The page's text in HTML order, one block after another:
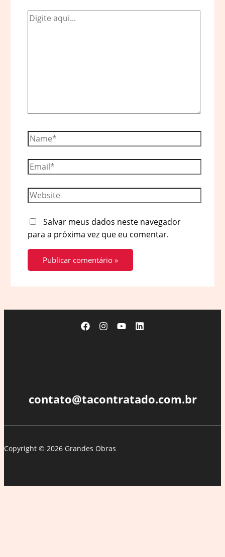
Digite
Name*
Email*
Website
Salvar meus dados neste navegador
para a próxima vez que eu comentar.
contato@tacontratado.com.br
Copyright © 2026 Grandes Obras